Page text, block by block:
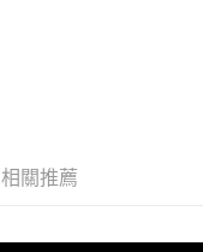
相關推薦